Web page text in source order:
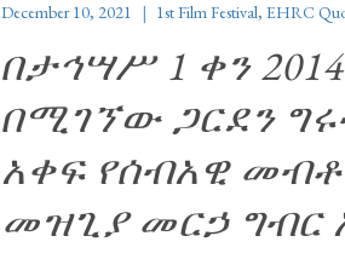
December 10, 2021 1st Film Festival, EHRC
በታኅሣሥ 1 ቀን
በሚገኘው ጋርደን
አቀፍ የሰብአዊ
መዝጊያ መርኃ ግብር